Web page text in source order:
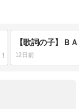
【歌詞の子】Ｂ
12日前